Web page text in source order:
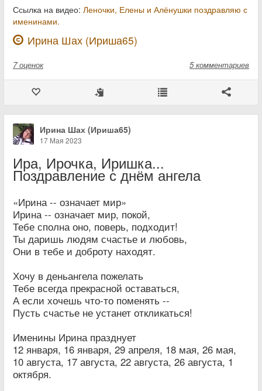
Ссылка на видео: Леночки, Елены и Алёнушки поздравляю с
именинами.
Ирина Шах (Ириша65)
7 оценок 5 комментариев
Ирина Шах (Ириша65)
17 Мая 2023
Ира, Ирочка, Иришка...
Поздравление с днём ангела
«Ирина -- означает мир»
Ирина -- означает мир, покой,
Тебе сполна оно, поверь, подходит!
Ты даришь людям счастье и любовь,
Они в тебе и доброту находят.
Хочу в деньангела пожелать
Тебе всегда прекрасной оставаться,
А если хочешь что-то поменять --
Пусть счастье не устанет откликаться!
Именины Ирина празднует
12 января, 16 января, 29 апреля, 18 мая, 26 мая,
10 августа, 17 августа, 22 августа, 26 августа, 1
октября.